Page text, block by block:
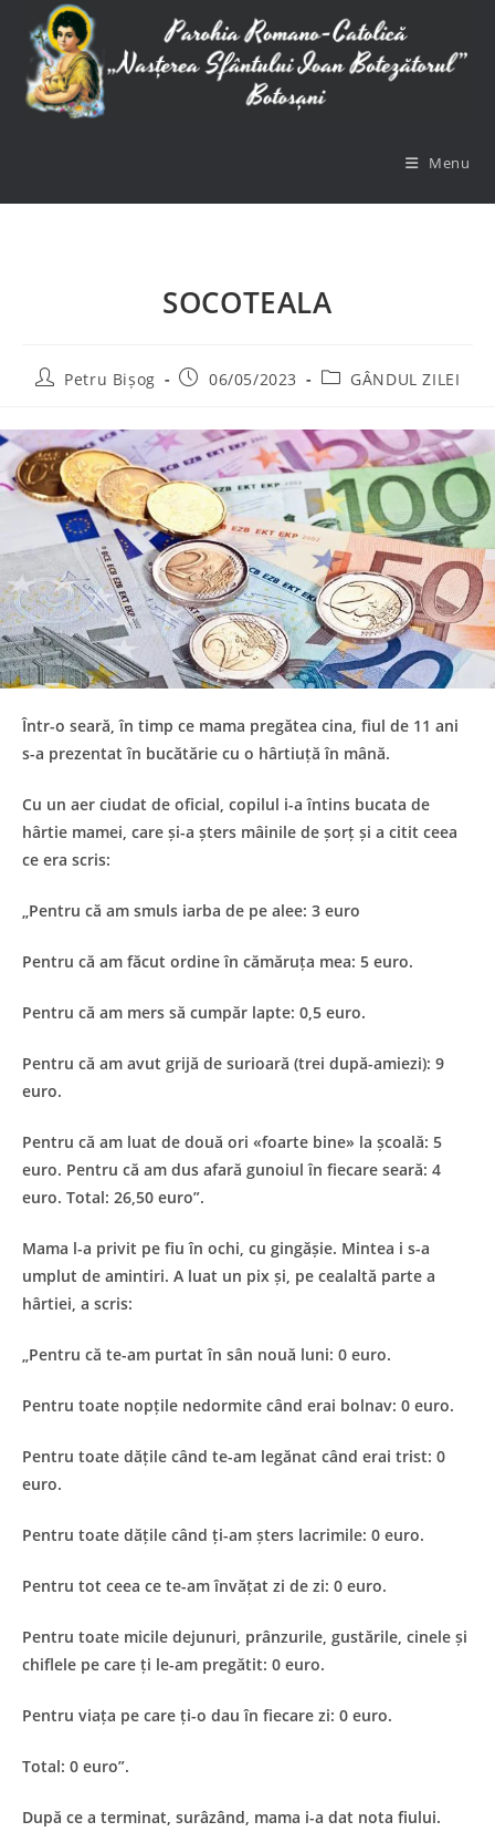
content
Menu
SOCOTEALA
PostPetru Bișog
Post06/05/2023
PostGÂNDUL ZILEI
Într-o seară, în timp ce mama pregătea cina, fiul de 11 ani
s-a prezentat în bucătărie cu o hârtiuță în mână.
Cu un aer ciudat de oficial, copilul i-a întins bucata de
hârtie mamei, care și-a șters mâinile de șorț și a citit ceea
ce era scris:
„Pentru că am smuls iarba de pe alee: 3 euro
Pentru că am făcut ordine în cămăruța mea: 5 euro.
Pentru că am mers să cumpăr lapte: 0,5 euro.
Pentru că am avut grijă de surioară (trei după-amiezi): 9
euro.
Pentru că am luat de două ori «foarte bine» la școală: 5
euro. Pentru că am dus afară gunoiul în fiecare seară: 4
euro. Total: 26,50 euro”.
Mama l-a privit pe fiu în ochi, cu gingășie. Mintea i s-a
umplut de amintiri. A luat un pix și, pe cealaltă parte a
hârtiei, a scris:
„Pentru că te-am purtat în sân nouă luni: 0 euro.
Pentru toate nopțile nedormite când erai bolnav: 0 euro.
Pentru toate dățile când te-am legănat când erai trist: 0
euro.
Pentru toate dățile când ți-am șters lacrimile: 0 euro.
Pentru tot ceea ce te-am învățat zi de zi: 0 euro.
Pentru toate micile dejunuri, prânzurile, gustările, cinele și
chiflele pe care ți le-am pregătit: 0 euro.
Pentru viața pe care ți-o dau în fiecare zi: 0 euro.
Total: 0 euro”.
După ce a terminat, surâzând, mama i-a dat nota fiului.